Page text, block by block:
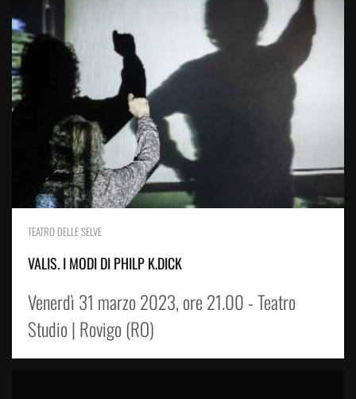
TEATRO DELLE SELVE
VALIS. I MODI DI PHILP K.DICK
Venerdì 31 marzo 2023, ore 21.00 - Teatro
Studio | Rovigo (RO)